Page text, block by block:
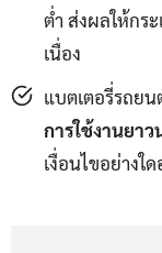
ต่ำ ส่งผลให้กร
เนื่อง
แบตเตอรี่รถยน
การใช้งานยาว
เงื่อนไขอย่างใ